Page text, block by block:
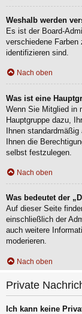
Weshalb werden
Es ist der Board-
verschiedene
identifizieren sind.
Nach oben
Was ist eine
Wenn Sie Mitglied in
Hauptgruppe dazu,
Ihnen
Ihnen die
selbst festzulegen.
Nach oben
Was bedeutet der
Auf dieser Seite
einschließlich der
auch weitere
moderieren.
Nach oben
Private
Ich kann keine